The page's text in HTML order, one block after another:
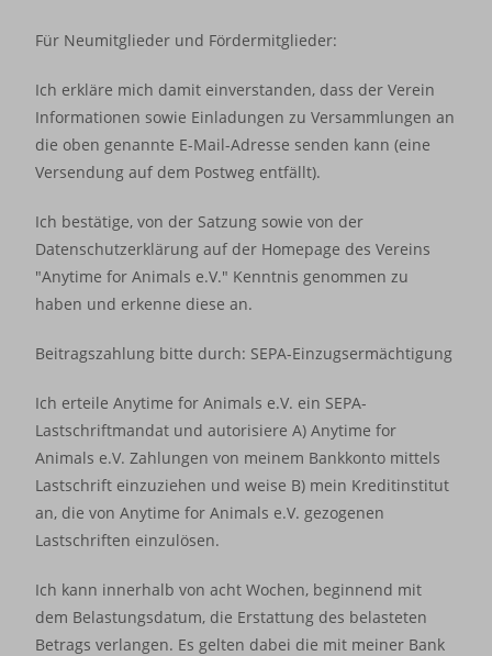
Für Neumitglieder und Fördermitglieder:
Ich erkläre mich damit einverstanden, dass der Verein
Informationen sowie Einladungen zu Versammlungen an
die oben genannte E-Mail-Adresse senden kann (eine
Versendung auf dem Postweg entfällt).
Ich bestätige, von der Satzung sowie von der
Datenschutzerklärung auf der Homepage des Vereins
"Anytime for Animals e.V." Kenntnis genommen zu
haben und erkenne diese an.
Beitragszahlung bitte durch: SEPA-Einzugsermächtigung
Ich erteile Anytime for Animals e.V. ein SEPA-
Lastschriftmandat und autorisiere A) Anytime for
Animals e.V. Zahlungen von meinem Bankkonto mittels
Lastschrift einzuziehen und weise B) mein Kreditinstitut
an, die von Anytime for Animals e.V. gezogenen
Lastschriften einzulösen.
Ich kann innerhalb von acht Wochen, beginnend mit
dem Belastungsdatum, die Erstattung des belasteten
Betrags verlangen. Es gelten dabei die mit meiner Bank